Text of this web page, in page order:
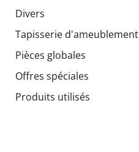
Divers
Tapisserie d'ameublement
Pièces globales
Offres spéciales
Produits utilisés